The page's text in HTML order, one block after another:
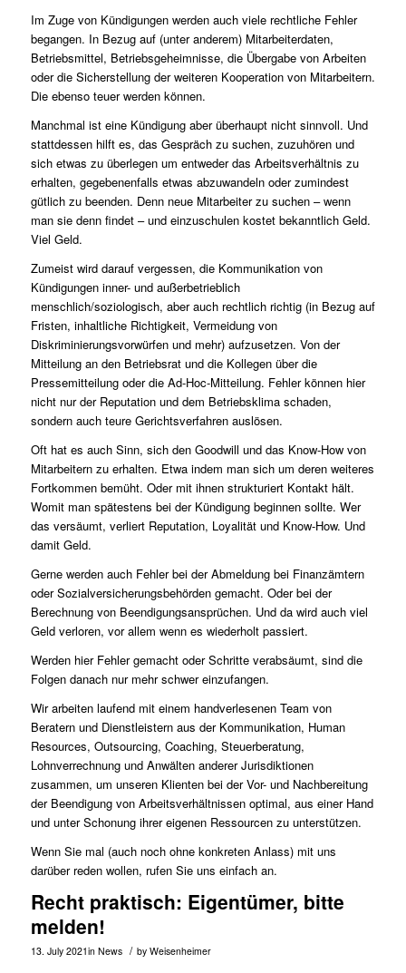
Im Zuge von Kündigungen werden auch viele rechtliche Fehler
begangen. In Bezug auf (unter anderem) Mitarbeiterdaten,
Betriebsmittel, Betriebsgeheimnisse, die Übergabe von Arbeiten
oder die Sicherstellung der weiteren Kooperation von Mitarbeitern.
Die ebenso teuer werden können.
Manchmal ist eine Kündigung aber überhaupt nicht sinnvoll. Und
stattdessen hilft es, das Gespräch zu suchen, zuzuhören und
sich etwas zu überlegen um entweder das Arbeitsverhältnis zu
erhalten, gegebenenfalls etwas abzuwandeln oder zumindest
gütlich zu beenden. Denn neue Mitarbeiter zu suchen – wenn
man sie denn findet – und einzuschulen kostet bekanntlich Geld.
Viel Geld.
Zumeist wird darauf vergessen, die Kommunikation von
Kündigungen inner- und außerbetrieblich
menschlich/soziologisch, aber auch rechtlich richtig (in Bezug auf
Fristen, inhaltliche Richtigkeit, Vermeidung von
Diskriminierungsvorwürfen und mehr) aufzusetzen. Von der
Mitteilung an den Betriebsrat und die Kollegen über die
Pressemitteilung oder die Ad-Hoc-Mitteilung. Fehler können hier
nicht nur der Reputation und dem Betriebsklima schaden,
sondern auch teure Gerichtsverfahren auslösen.
Oft hat es auch Sinn, sich den Goodwill und das Know-How von
Mitarbeitern zu erhalten. Etwa indem man sich um deren weiteres
Fortkommen bemüht. Oder mit ihnen strukturiert Kontakt hält.
Womit man spätestens bei der Kündigung beginnen sollte. Wer
das versäumt, verliert Reputation, Loyalität und Know-How. Und
damit Geld.
Gerne werden auch Fehler bei der Abmeldung bei Finanzämtern
oder Sozialversicherungsbehörden gemacht. Oder bei der
Berechnung von Beendigungsansprüchen. Und da wird auch viel
Geld verloren, vor allem wenn es wiederholt passiert.
Werden hier Fehler gemacht oder Schritte verabsäumt, sind die
Folgen danach nur mehr schwer einzufangen.
Wir arbeiten laufend mit einem handverlesenen Team von
Beratern und Dienstleistern aus der Kommunikation, Human
Resources, Outsourcing, Coaching, Steuerberatung,
Lohnverrechnung und Anwälten anderer Jurisdiktionen
zusammen, um unseren Klienten bei der Vor- und Nachbereitung
der Beendigung von Arbeitsverhältnissen optimal, aus einer Hand
und unter Schonung ihrer eigenen Ressourcen zu unterstützen.
Wenn Sie mal (auch noch ohne konkreten Anlass) mit uns
darüber reden wollen, rufen Sie uns einfach an.
Recht praktisch: Eigentümer, bitte
melden!
13. July 2021in News / by Weisenheimer